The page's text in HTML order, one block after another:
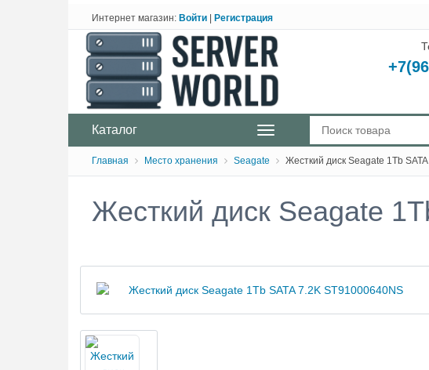
Интернет магазин: Войти Регистрация
Каталог
Главная Место хранения Seagate Жесткий диск Seagate 1Tb
Жесткий диск Seagate